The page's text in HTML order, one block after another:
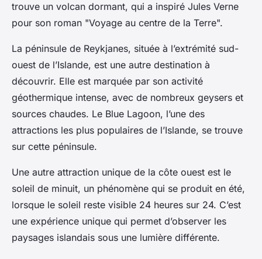
trouve un volcan dormant, qui a inspiré Jules Verne
pour son roman "Voyage au centre de la Terre".
La péninsule de Reykjanes, située à l’extrémité sud-
ouest de l’Islande, est une autre destination à
découvrir. Elle est marquée par son activité
géothermique intense, avec de nombreux geysers et
sources chaudes. Le Blue Lagoon, l’une des
attractions les plus populaires de l’Islande, se trouve
sur cette péninsule.
Une autre attraction unique de la côte ouest est le
soleil de minuit, un phénomène qui se produit en été,
lorsque le soleil reste visible 24 heures sur 24. C’est
une expérience unique qui permet d’observer les
paysages islandais sous une lumière différente.